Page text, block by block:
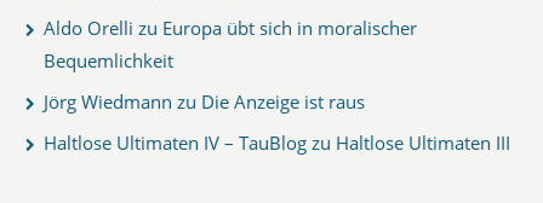
Aldo Orelli zu Europa übt sich in moralischer
Bequemlichkeit
Jörg Wiedmann zu Die Anzeige ist raus
Haltlose Ultimaten IV – TauBlog zu Haltlose Ultimaten III